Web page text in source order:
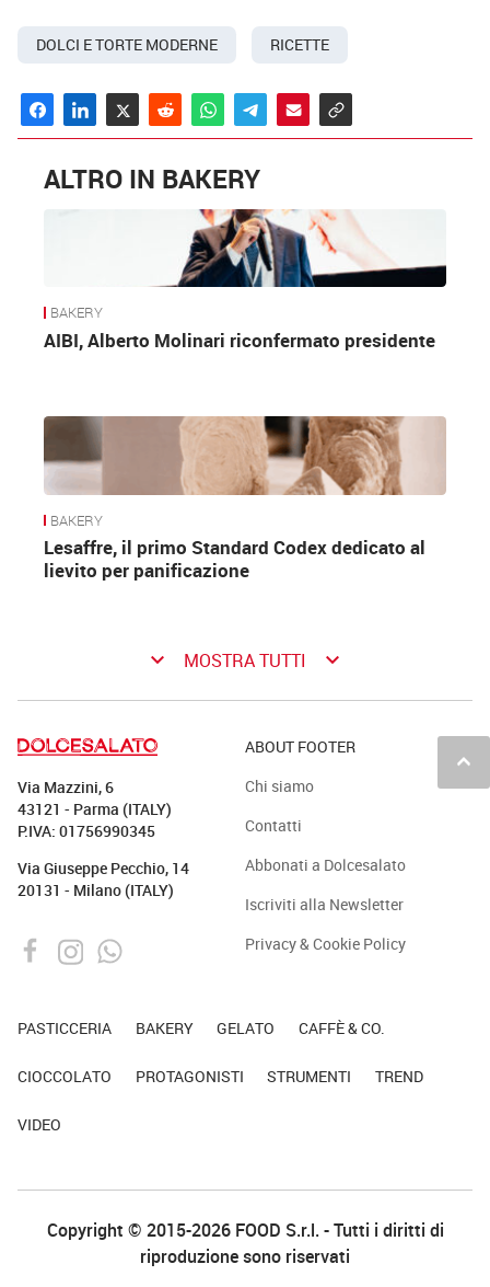
DOLCI E TORTE MODERNE RICETTE
ALTRO IN BAKERY
BAKERY
AIBI, Alberto Molinari riconfermato presidente
BAKERY
Lesaffre, il primo Standard Codex dedicato al
lievito per panificazione
keyboard_arrow_down MOSTRA TUTTI keyboard_arrow_down
keyboard_arrow_up
Via Mazzini, 6
43121 - Parma (ITALY)
P.IVA: 01756990345
Via Giuseppe Pecchio, 14
20131 - Milano (ITALY)
ABOUT FOOTER
Chi siamo
Contatti
Abbonati a Dolcesalato
Iscriviti alla Newsletter
Privacy & Cookie Policy
PASTICCERIA BAKERY GELATO CAFFÈ & CO.
CIOCCOLATO PROTAGONISTI STRUMENTI TREND
VIDEO
Copyright © 2015-2026 FOOD S.r.l. - Tutti i diritti di
riproduzione sono riservati